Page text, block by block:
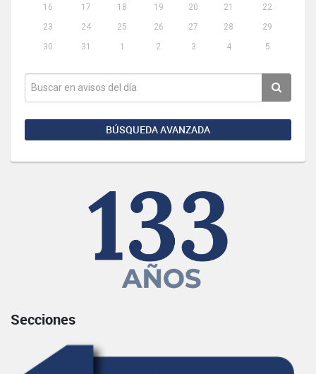
16
17 18 19 20 21
22
23
24 25 26 27 28
29
30
31 1 2 3 4 5
BÚSQUEDA AVANZADA
Secciones